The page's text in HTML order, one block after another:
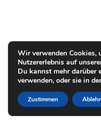
Wir verwenden Cookies,
Nutzererlebnis auf
Du kannst mehr darüber
verwenden, oder sie in
Zustimmen